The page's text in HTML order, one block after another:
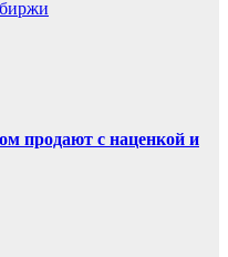
продают с наценкой и